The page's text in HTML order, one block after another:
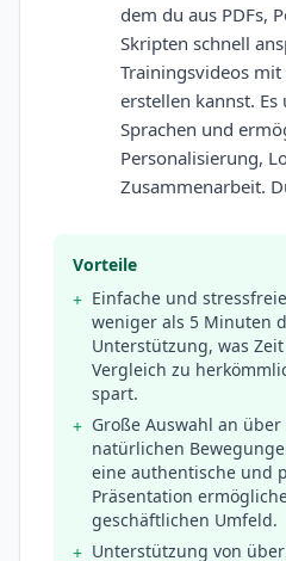
dem du aus PDFs,
Skripten schnell
Trainingsvideos
erstellen kannst.
Sprachen und
Personalisierung,
Zusammenarbeit.
Vorteile
+ Einfache und
weniger als 5 Minuten
Unterstützung, was
Vergleich zu
spart.
+ Große Auswahl an
natürlichen
eine authentische und
Präsentation
geschäftlichen Umfeld.
+ Unterstützung von